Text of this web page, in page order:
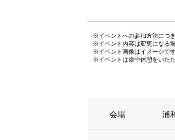
※イベントへの参加方法につ
※イベント内容は変更になる場
※イベント画像はイメージです
※イベントは途中休憩をいた
会場 浦